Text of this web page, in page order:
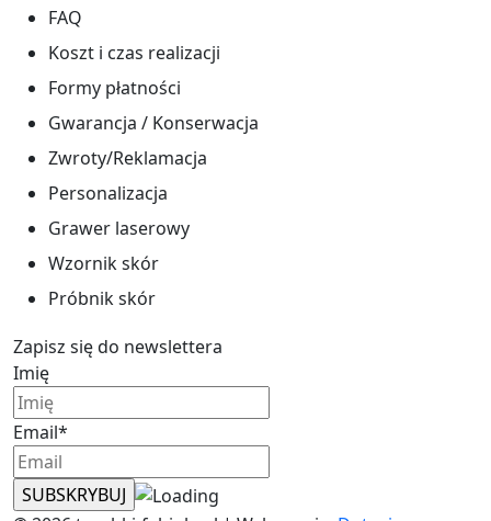
FAQ
Koszt i czas realizacji
Formy płatności
Gwarancja / Konserwacja
Zwroty/Reklamacja
Personalizacja
Grawer laserowy
Wzornik skór
Próbnik skór
Zapisz się do newslettera
Imię
Email*